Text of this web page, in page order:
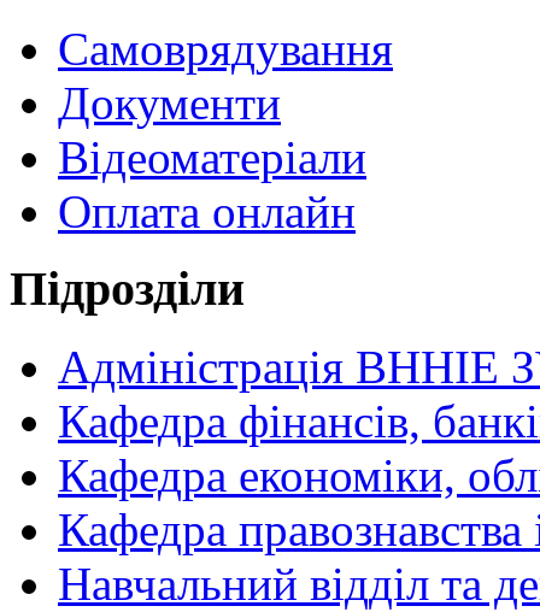
Самоврядування
Документи
Відеоматеріали
Оплата онлайн
Підрозділи
Адміністрація ВННІЕ
Кафедра фінансів,
Кафедра економіки,
Кафедра
Навчальний відділ та